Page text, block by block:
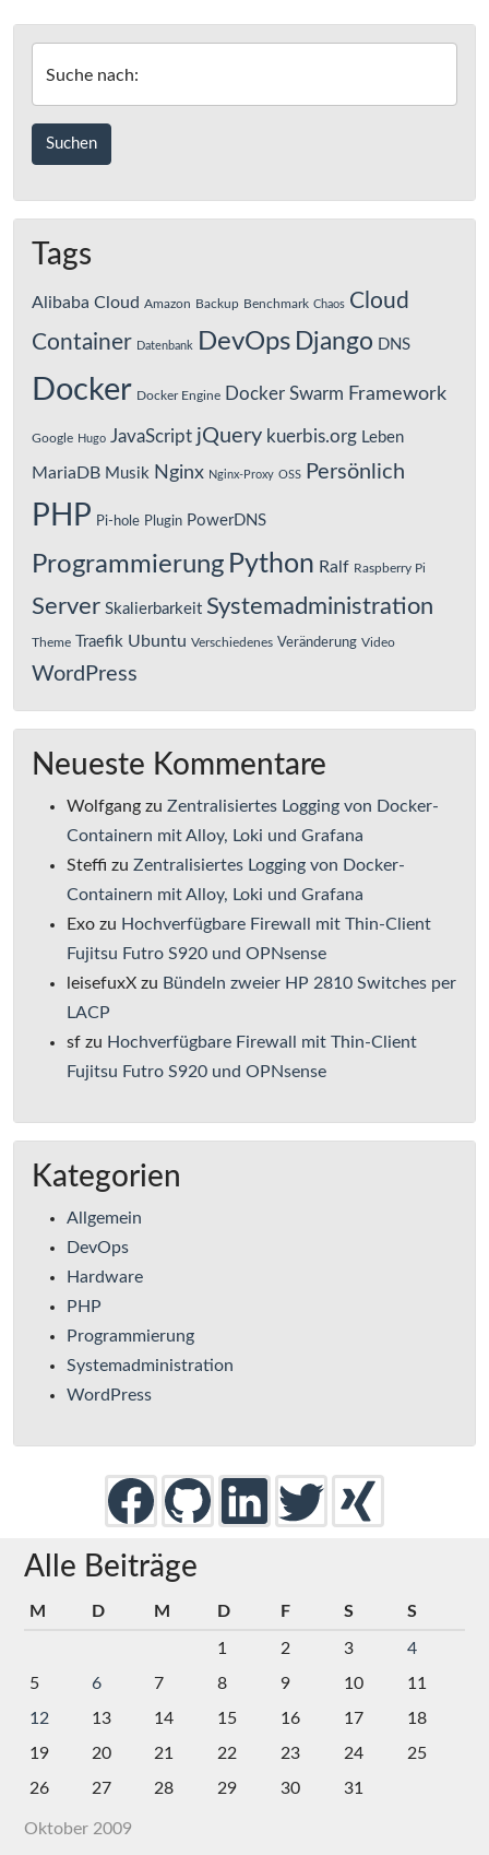
Suche nach:
Tags
Alibaba Cloud Amazon Backup Benchmark Chaos Cloud
Container Datenbank DevOps Django DNS
Docker Docker Engine Docker Swarm Framework
Google Hugo JavaScript jQuery kuerbis.org Leben
MariaDB Musik Nginx Nginx-Proxy OSS Persönlich
PHP Pi-hole Plugin PowerDNS
Programmierung Python Ralf Raspberry Pi
Server Skalierbarkeit Systemadministration
Theme Traefik Ubuntu Verschiedenes Veränderung Video
WordPress
Neueste Kommentare
Wolfgang zu Zentralisiertes Logging von Docker-
Containern mit Alloy, Loki und Grafana
Steffi zu Zentralisiertes Logging von Docker-
Containern mit Alloy, Loki und Grafana
Exo zu Hochverfügbare Firewall mit Thin-Client
Fujitsu Futro S920 und OPNsense
leisefuxX zu Bündeln zweier HP 2810 Switches per
LACP
sf zu Hochverfügbare Firewall mit Thin-Client
Fujitsu Futro S920 und OPNsense
Kategorien
Allgemein
DevOps
Hardware
PHP
Programmierung
Systemadministration
WordPress
Alle Beiträge
Oktober 2009
M D M D F S S
1 2 3
4
5
6 7 8 9 10
11
12
13 14 15 16 17
18
19
20 21 22 23 24
25
26
27 28 29 30 31